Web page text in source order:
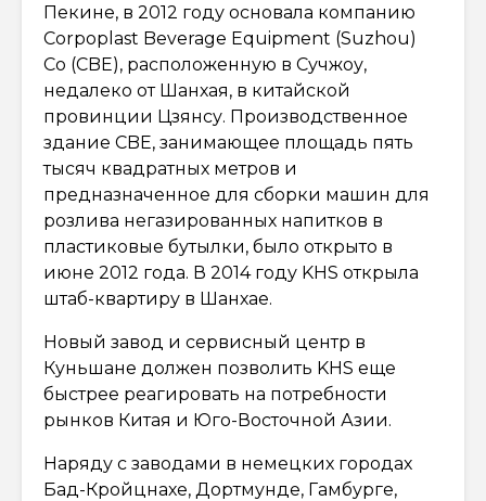
Пекине, в 2012 году основала компанию
Corpoplast Beverage Equipment (Suzhou)
Co (CBE), расположенную в Сучжоу,
недалеко от Шанхая, в китайской
провинции Цзянсу. Производственное
здание CBE, занимающее площадь пять
тысяч квадратных метров и
предназначенное для сборки машин для
розлива негазированных напитков в
пластиковые бутылки, было открыто в
июне 2012 года. В 2014 году KHS открыла
штаб-квартиру в Шанхае.
Новый завод и сервисный центр в
Куньшане должен позволить KHS еще
быстрее реагировать на потребности
рынков Китая и Юго-Восточной Азии.
Наряду с заводами в немецких городах
Бад-Кройцнахе, Дортмунде, Гамбурге,